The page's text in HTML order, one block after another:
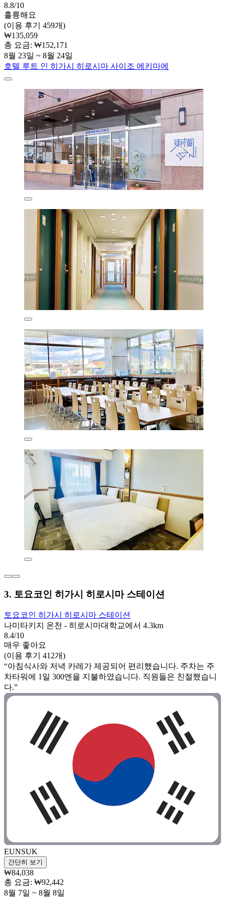
8.8/10
훌륭해요
(이용 후기 459개)
₩135,059
총 요금: ₩152,171
8월 23일 ~ 8월 24일
호텔 루트 인 히가시 히로시마 사이조 에키마에
3. 토요코인 히가시 히로시마 스테이션
토요코인 히가시 히로시마 스테이션
나미타키지 온천 - 히로시마대학교에서 4.3km
8.4/10
매우 좋아요
(이용 후기 412개)
“아침식사와 저녁 카레가 제공되어 편리했습니다. 주차는 주
차타워에 1일 300엔을 지불하였습니다. 직원들은 친절했습니
다.”
EUNSUK
간단히 보기
₩84,038
총 요금: ₩92,442
8월 7일 ~ 8월 8일